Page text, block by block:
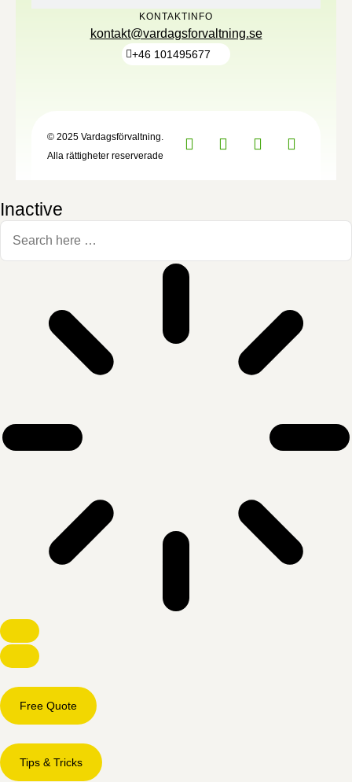
KONTAKTINFO
kontakt@vardagsforvaltning.se
+46 101495677
© 2025 Vardagsförvaltning.
Alla rättigheter reserverade
Inactive
Free Quote
Tips & Tricks